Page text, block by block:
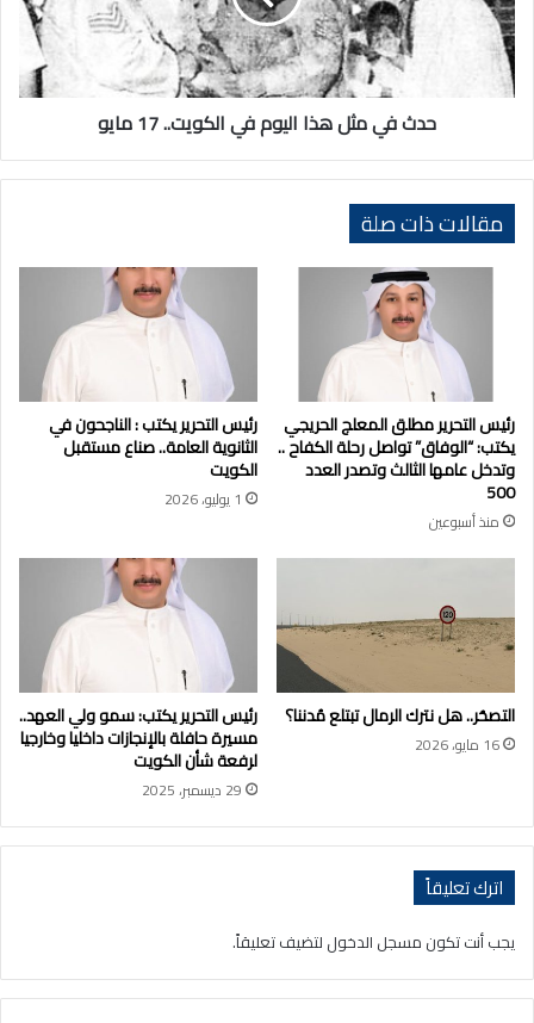
في
الكويت..
17
مايو
حدث في مثل هذا اليوم في الكويت.. 17 مايو
مقالات ذات صلة
رئيس التحرير مطلق المعلج الحريجي
يكتب: “الوفاق” تواصل رحلة الكفاح ..
وتدخل عامها الثالث وتصدر العدد
500
منذ أسبوعين
رئيس التحرير يكتب : الناجحون في
الثانوية العامة.. صناع مستقبل
الكويت
1 يوليو، 2026
التصحُر.. هل نترك الرمال تبتلع مُدننا؟
16 مايو، 2026
رئيس التحرير يكتب: سمو ولي العهد..
مسيرة حافلة بالإنجازات داخليا وخارجيا
لرفعة شأن الكويت
29 ديسمبر، 2025
اترك تعليقاً
يجب أنت تكون مسجل الدخول لتضيف تعليقاً.